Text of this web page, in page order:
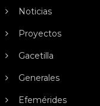
Noticias
Proyectos
Gacetilla
Generales
Efemérides